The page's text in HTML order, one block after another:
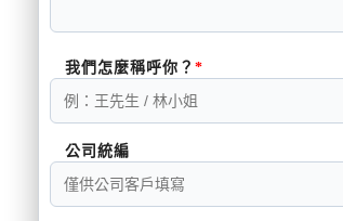
我們怎麼稱呼你？
公司統編